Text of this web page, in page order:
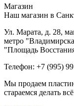
Магазин
Наш магазин в
Ул. Марата, д. 28,
метро
"Площадь
Телефон: +7 (995)
Мы продаем
стараемся делать